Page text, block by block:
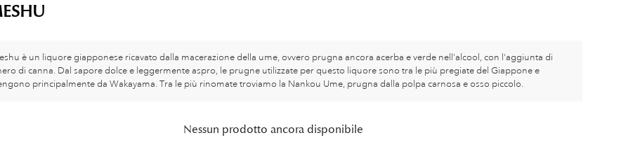
è un liquore giapponese ricavato dalla macerazione della ume, ovvero prugna ancora acerba e verde nell'alcool, con l'aggiunta di
di canna. Dal sapore dolce e leggermente aspro, le prugne utilizzate per questo liquore sono tra le più pregiate del Giappone e
principalmente da Wakayama. Tra le più rinomate troviamo la Nankou Ume, prugna dalla polpa carnosa e osso piccolo.
Nessun prodotto ancora disponibile